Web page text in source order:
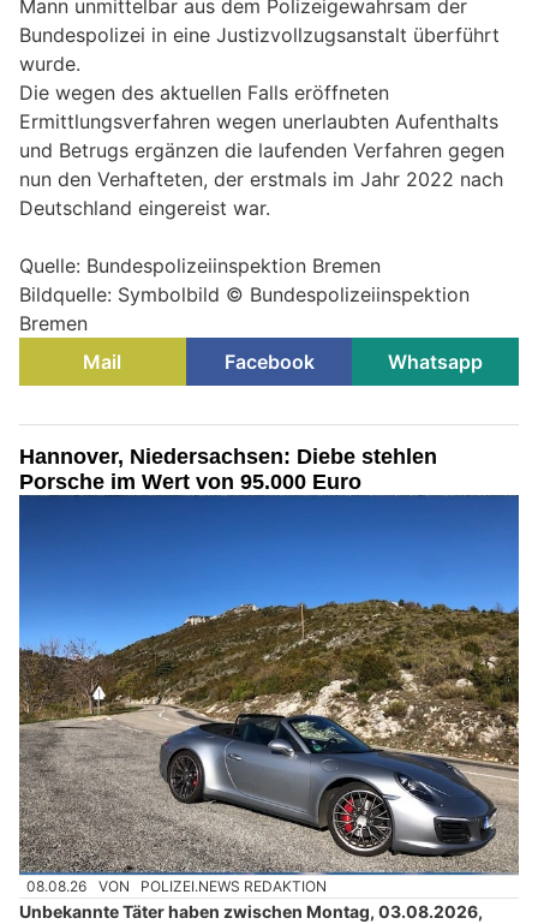
Mann unmittelbar aus dem Polizeigewahrsam der
Bundespolizei in eine Justizvollzugsanstalt überführt
wurde.
Die wegen des aktuellen Falls eröffneten
Ermittlungsverfahren wegen unerlaubten Aufenthalts
und Betrugs ergänzen die laufenden Verfahren gegen
nun den Verhafteten, der erstmals im Jahr 2022 nach
Deutschland eingereist war.
Quelle: Bundespolizeiinspektion Bremen
Bildquelle: Symbolbild © Bundespolizeiinspektion
Bremen
Mail
Facebook Whatsapp
Hannover, Niedersachsen: Diebe stehlen
Porsche im Wert von 95.000 Euro
08.08.26 VON POLIZEI.NEWS REDAKTION
Unbekannte Täter haben zwischen Montag, 03.08.2026,